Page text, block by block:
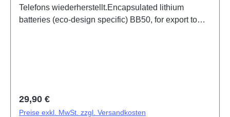
Telefons wiederherstellt.Encapsulated lithium
batteries (eco-design specific) BB50, for export to
Regulärer Preis:
29,90 €
Preise exkl. MwSt. zzgl. Versandkosten